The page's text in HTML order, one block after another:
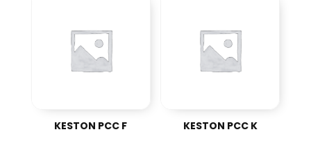
KESTON PCC F KESTON PCC K